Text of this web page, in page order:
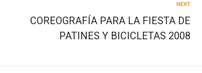
NEXT
COREOGRAFÍA PARA LA FIESTA DE
PATINES Y BICICLETAS 2008